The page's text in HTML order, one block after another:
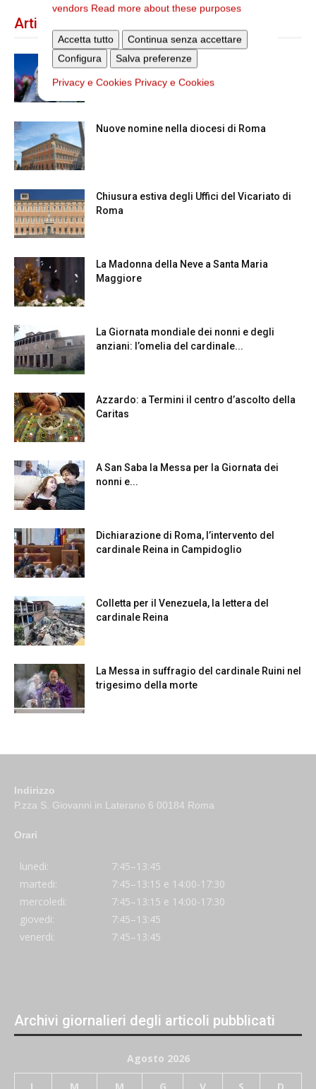
vendors Read more about these purposes
Accetta tutto
Continua senza accettare
Configura
Salva preferenze
Privacy e Cookies Privacy e Cookies
Articoli recenti
Dal 28 al 31 agosto il pellegrinaggio
Nuove nomine nella diocesi di Roma
Chiusura estiva degli Uffici del Vicariato di
Roma
La Madonna della Neve a Santa Maria
Maggiore
La Giornata mondiale dei nonni e degli
anziani: l’omelia del cardinale...
Azzardo: a Termini il centro d’ascolto della
Caritas
A San Saba la Messa per la Giornata dei
nonni e...
Dichiarazione di Roma, l’intervento del
cardinale Reina in Campidoglio
Colletta per il Venezuela, la lettera del
cardinale Reina
La Messa in suffragio del cardinale Ruini nel
trigesimo della morte
Indirizzo
P.zza S. Giovanni in Laterano 6 00184 Roma
Orari
lunedi:
7:45–13:45
martedi:
7:45–13:15 e 14:00-17:30
mercoledi:
7:45–13:15 e 14:00-17:30
giovedi:
7:45–13:45
venerdi:
7:45–13:45
Archivi giornalieri degli articoli pubblicati
Agosto 2026